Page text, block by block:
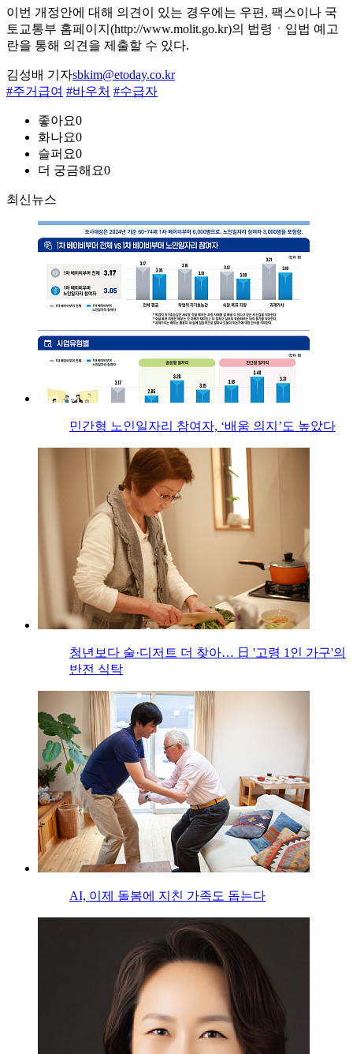
이번 개정안에 대해 의견이 있는 경우에는 우편, 팩스이나 국
토교통부 홈페이지(http://www.molit.go.kr)의 법령ㆍ입법 예고
란을 통해 의견을 제출할 수 있다.
김성배 기자sbkim@etoday.co.kr
#주거급여 #바우처 #수급자
좋아요0
화나요0
슬퍼요0
더 궁금해요0
최신뉴스
민간형 노인일자리 참여자, ‘배움 의지’도 높았다
청년보다 술·디저트 더 찾아… 日 '고령 1인 가구'의
반전 식탁
AI, 이제 돌봄에 지친 가족도 돕는다